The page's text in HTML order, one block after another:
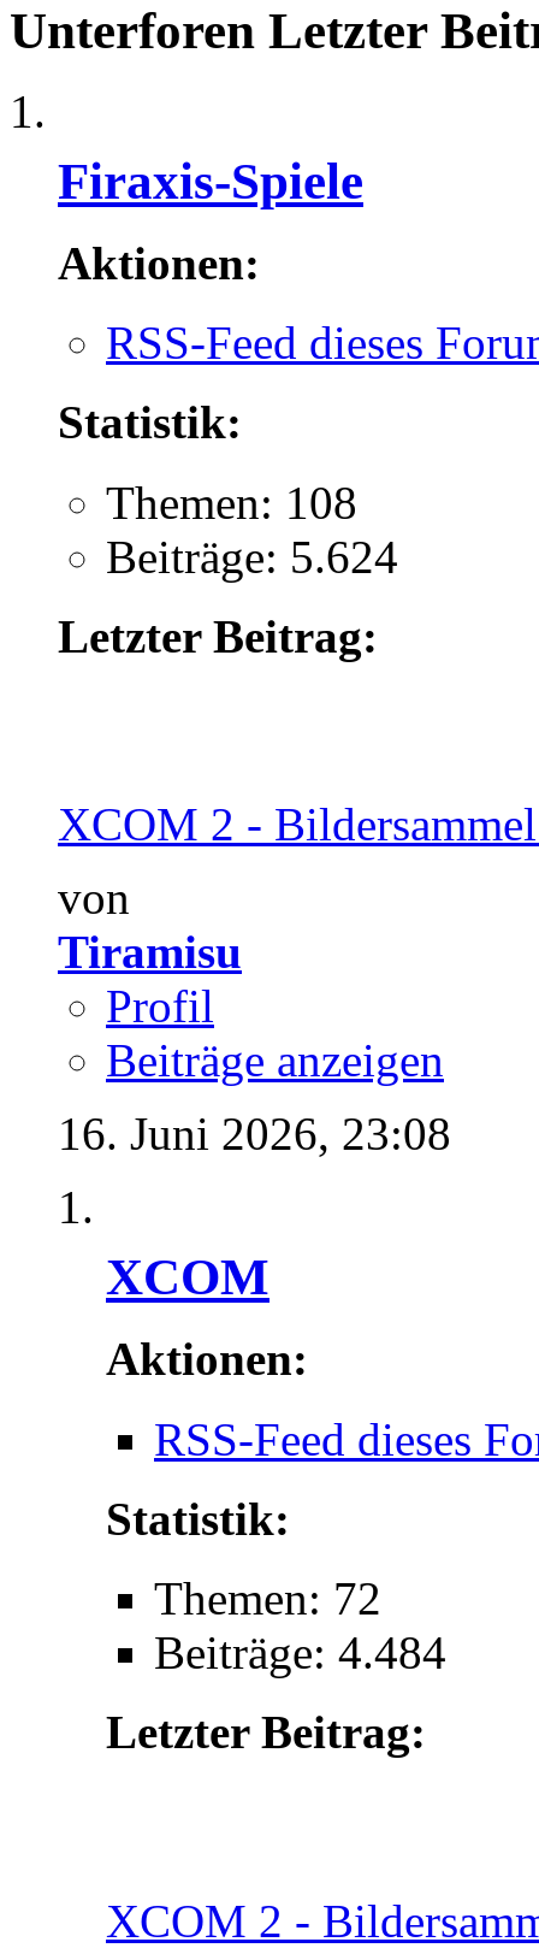
Unterforen Letzter
Firaxis-Spiele
Aktionen:
RSS-Feed dieses
Statistik:
Themen: 108
Beiträge: 5.624
Letzter Beitrag:
XCOM 2 -
von
Tiramisu
Profil
Beiträge anzeigen
16. Juni 2026, 23:08
XCOM
Aktionen:
RSS-Feed dieses
Statistik:
Themen: 72
Beiträge: 4.484
Letzter Beitrag:
XCOM 2 -